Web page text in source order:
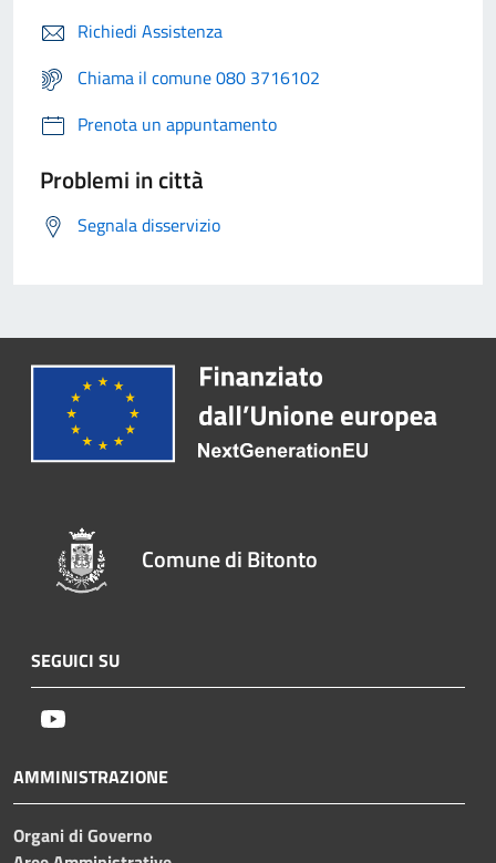
Richiedi Assistenza
Chiama il comune 080 3716102
Prenota un appuntamento
Problemi in città
Segnala disservizio
Comune di Bitonto
SEGUICI SU
AMMINISTRAZIONE
Organi di Governo